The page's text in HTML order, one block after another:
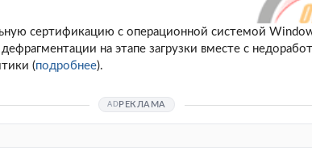
сертификацию с операционной системой
на этапе загрузки вместе с
(подробнее).
РЕКЛАМА